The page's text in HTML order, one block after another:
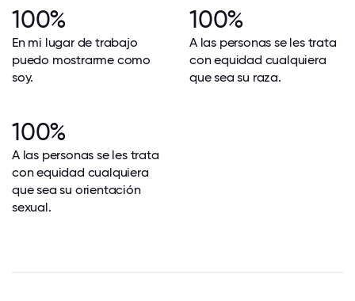
100%
En mi lugar de trabajo
puedo mostrarme como
soy.
100%
A las personas se les trata
con equidad cualquiera
que sea su raza.
100%
A las personas se les trata
con equidad cualquiera
que sea su orientación
sexual.